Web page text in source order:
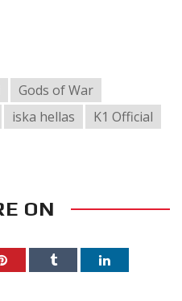
Gods of War
iska hellas
K1 Official
ON